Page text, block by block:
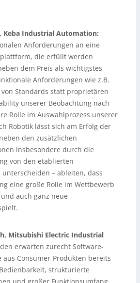
Keba Industrial Automation:
Anforderungen an eine
die erfüllt werden
dem Preis als wichtigstes
Anforderungen wie z.B.
Standards statt proprietären
unserer Beobachtung nach
Rolle im Auswahlprozess unserer
Robotik lässt sich am Erfolg der
den zusätzlichen
insbesondere durch die
von den etablierten
– ableiten, dass
eine große Rolle im Wettbewerb
auch ganz neue
Mitsubishi Electric Industrial
erwarten zurecht Software-
aus Consumer-Produkten bereits
strukturierte